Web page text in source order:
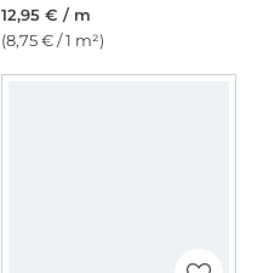
12,95 € / m
(8,75 € / 1 m²)